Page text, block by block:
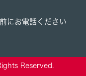
にお電話ください
Reserved.